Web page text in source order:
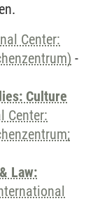
Center:
-
Culture
Center:
Law: